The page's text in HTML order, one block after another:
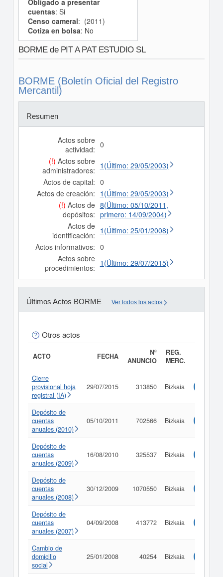
Obligado a presentar
cuentas: Si
Censo cameral: (2011)
Cotiza en bolsa: No
BORME de PIT A PAT ESTUDIO SL
BORME (Boletín Oficial del Registro
Mercantil)
Resumen
Actos sobre
actividad: 0
(!) Actos sobre
administradores: 1(Último: 29/05/2003)
Actos de capital: 0
Actos de creación: 1(Último: 29/05/2003)
(!) Actos de
depósitos:
8(Último: 05/10/2011,
primero: 14/09/2004)
Actos de
identificación: 1(Último: 25/01/2008)
Actos informativos: 0
Actos sobre
procedimientos: 1(Último: 29/07/2015)
Últimos Actos BORME Ver todos los actos
Otros actos
ACTO FECHA
Nº
ANUNCIO
REG.
MERC.
Cierre
provisional hoja
registral (IA)
29/07/2015 313850 Bizkaia
Depósito de
cuentas
anuales (2010)
05/10/2011 702566 Bizkaia
Depósito de
cuentas
anuales (2009)
16/08/2010 325537 Bizkaia
Depósito de
cuentas
anuales (2008)
30/12/2009 1070550 Bizkaia
Depósito de
cuentas
anuales (2007)
04/09/2008 413772 Bizkaia
Cambio de
domicilio
social
25/01/2008 40254 Bizkaia